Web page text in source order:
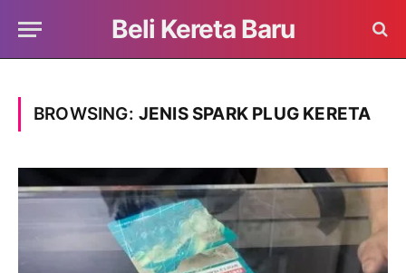
Beli Kereta Baru
BROWSING: JENIS SPARK PLUG KERETA